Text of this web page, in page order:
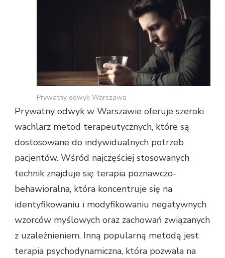
Prywatny odwyk Warszawa
Prywatny odwyk w Warszawie oferuje szeroki
wachlarz metod terapeutycznych, które są
dostosowane do indywidualnych potrzeb
pacjentów. Wśród najczęściej stosowanych
technik znajduje się terapia poznawczo-
behawioralna, która koncentruje się na
identyfikowaniu i modyfikowaniu negatywnych
wzorców myślowych oraz zachowań związanych
z uzależnieniem. Inną popularną metodą jest
terapia psychodynamiczna, która pozwala na